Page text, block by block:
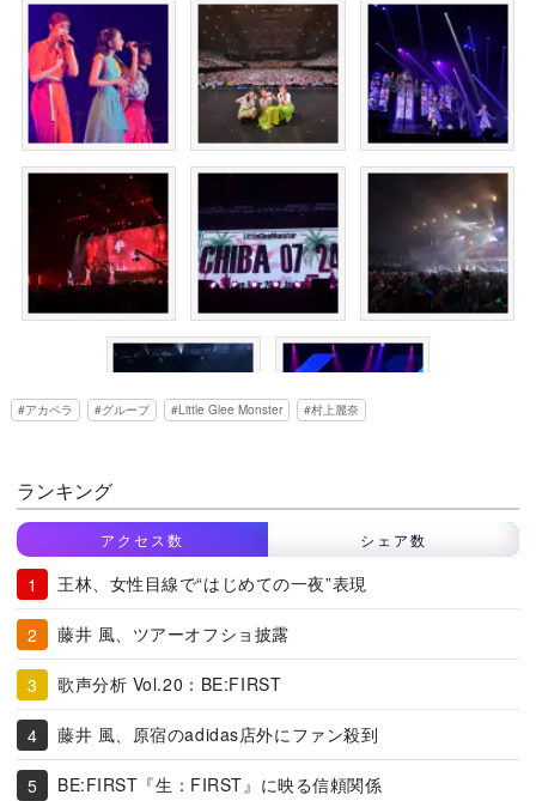
アカペラ グループ Little Glee Monster 村上麗奈
ランキング
アクセス数 シェア数
王林、女性目線で“はじめての一夜”表現
藤井 風、ツアーオフショ披露
歌声分析 Vol.20：BE:FIRST
藤井 風、原宿のadidas店外にファン殺到
BE:FIRST『生：FIRST』に映る信頼関係